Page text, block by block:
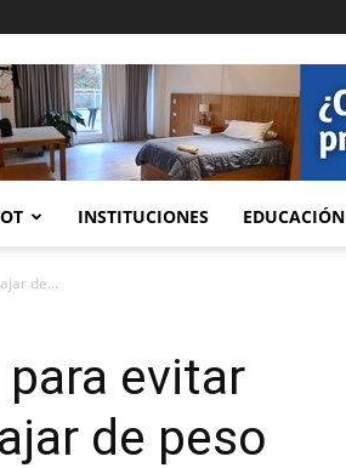
INSTITUCIONES EDUCACIÓN
de...
evitar
de peso